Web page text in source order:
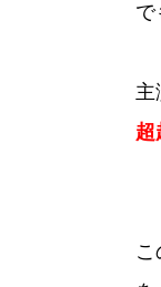
で
主
超